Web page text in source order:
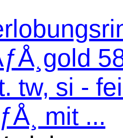
tw, si -
mit ...